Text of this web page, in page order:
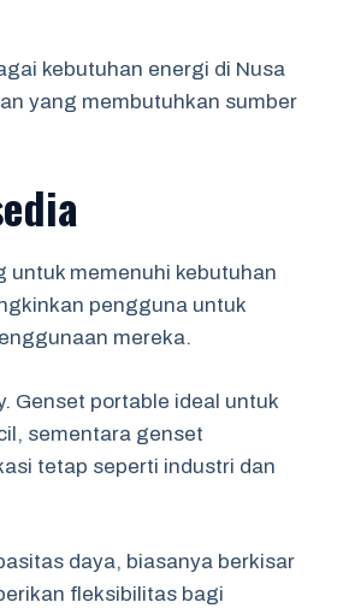
kebutuhan energi di Nusa
yang membutuhkan sumber
untuk memenuhi kebutuhan
pengguna untuk
mereka.
Genset portable ideal untuk
sementara genset
tetap seperti industri dan
daya, biasanya berkisar
fleksibilitas bagi